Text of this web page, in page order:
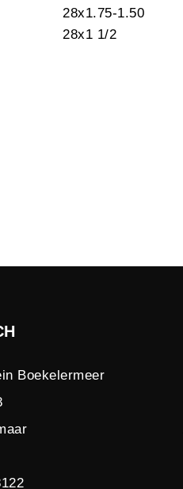
28x1.75-1.50
28x1 1/2
Boekelermeer